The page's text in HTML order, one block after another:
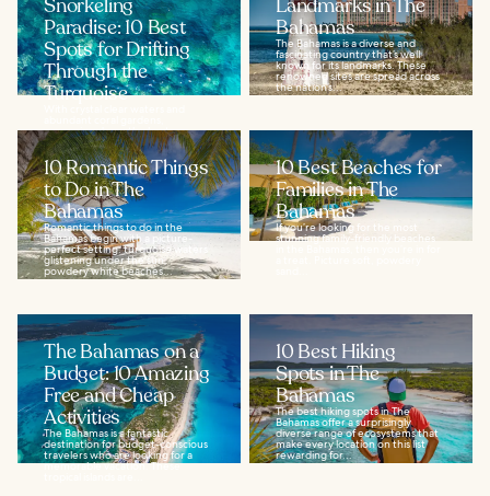
Snorkeling
Paradise: 10 Best
Spots for Drifting
Through the
Turquoise
narrowing down the best
snorkeling spots in The Bahamas is
a challenge. With over 700...
Landmarks in The
Bahamas
The Bahamas is a diverse and
fascinating country that’s well
known for its landmarks. These
renowned sites are spread across
the nation’s...
10 Romantic Things
to Do in The
Bahamas
Romantic things to do in the
Bahamas begin with a picture-
perfect setting: turquoise waters
glistening under the sun,
powdery white beaches...
10 Best Beaches for
Families in The
Bahamas
If you’re looking for the most
stunning family-friendly beaches
The Bahamas on a
Budget: 10 Amazing
Free and Cheap
Activities
The Bahamas is a fantastic
destination for budget-conscious
travelers who are looking for a
memorable vacation. These
10 Best Hiking
Spots in The
Bahamas
The best hiking spots in The
Bahamas offer a surprisingly
diverse range of ecosystems that
make every location on this list
rewarding for...